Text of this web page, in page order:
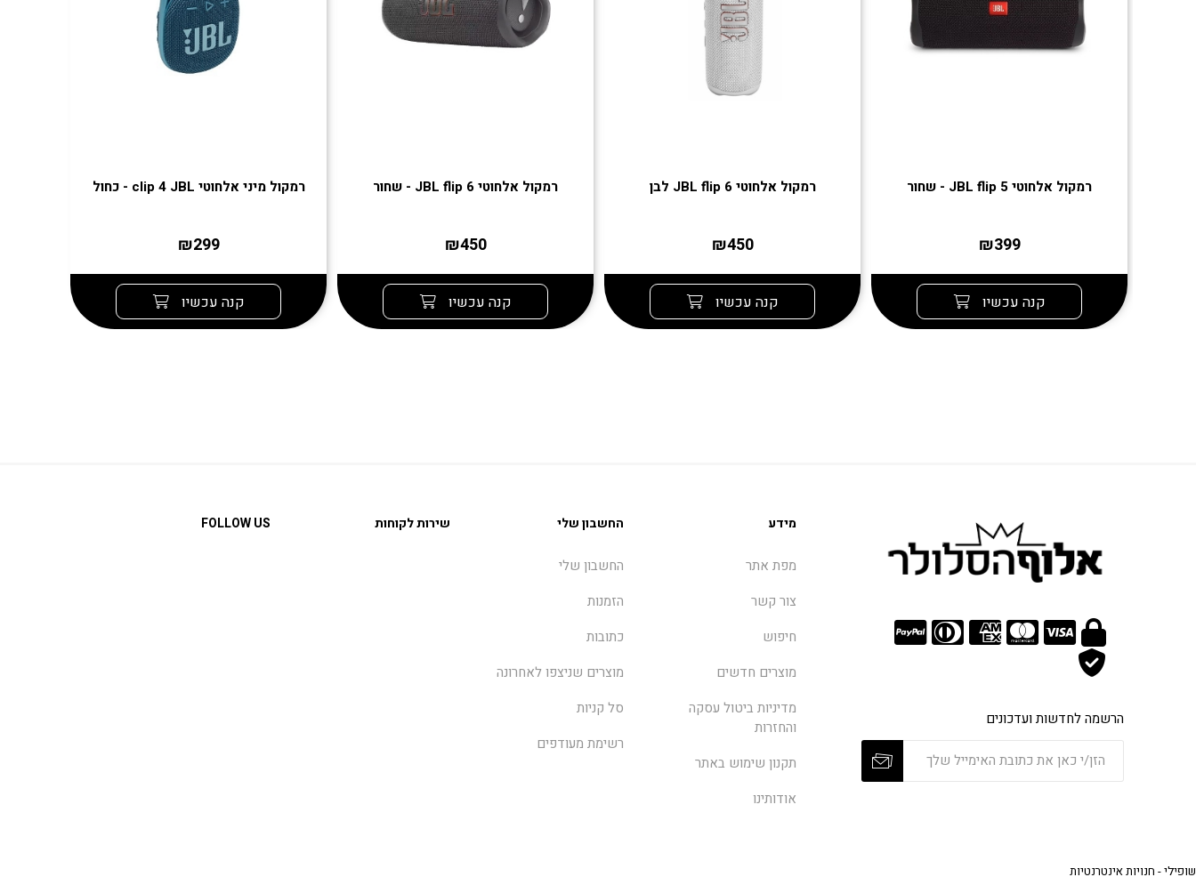
רמקול אלחוטי JBL flip 5 - שחור
₪399
קנה עכשיו
רמקול אלחוטי JBL flip 6 לבן
₪450
קנה עכשיו
רמקול אלחוטי JBL flip 6 - שחור
₪450
קנה עכשיו
רמקול מיני אלחוטי clip 4 JBL - כחול
₪299
קנה עכשיו
הרשמה לחדשות ועדכונים
מידע
מפת אתר
צור קשר
חיפוש
מוצרים חדשים
מדיניות ביטול עסקה
והחזרות
תקנון שימוש באתר
אודותינו
החשבון שלי
החשבון שלי
הזמנות
כתובות
מוצרים שניצפו לאחרונה
סל קניות
רשימת מעודפים
שירות לקוחות FOLLOW US
שופילי - חנויות אינטרנטיות